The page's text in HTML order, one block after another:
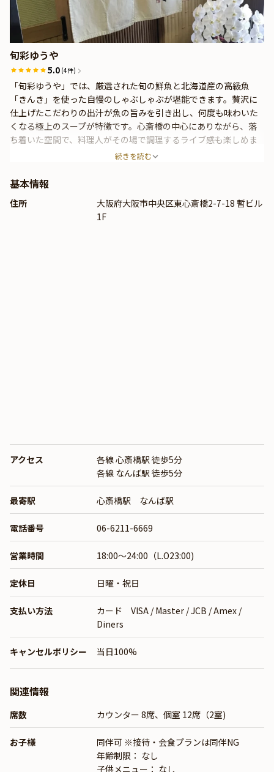
旬彩ゆうや
5.0 (4件)
「旬彩ゆうや」では、厳選された旬の鮮魚と北海道産の高級魚
「きんき」を使った自慢のしゃぶしゃぶが堪能できます。贅沢に
仕上げたこだわりの出汁が魚の旨みを引き出し、何度も味わいた
くなる極上のスープが特徴です。心斎橋の中心にありながら、落
ち着いた空間で、料理人がその場で調理するライブ感も楽しめま
す。旬の食材に合う地酒や焼酎も充実し、五感で楽しむ特別な時
続きを読む
基本情報
住所
大阪府大阪市中央区東心斎橋2-7-18 暫ビル
1F
アクセス
各線 心斎橋駅 徒歩5分
各線 なんば駅 徒歩5分
最寄駅 心斎橋駅 なんば駅
電話番号 06-6211-6669
営業時間 18:00～24:00（L.O23:00)
定休日 日曜・祝日
支払い方法
カード VISA / Master / JCB / Amex /
Diners
キャンセルポリシー 当日100%
関連情報
席数 カウンター 8席、個室 12席（2室)
お子様
同伴可 ※接待・会食プランは同伴NG
年齢制限： なし
子供メニュー： なし